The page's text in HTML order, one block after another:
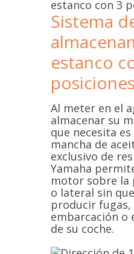
Sistema
estanco
posiciones
Al meter en el
almacenar su
que necesita
mancha de
exclusivo de
Yamaha
motor sobre la
o lateral sin
producir fugas,
embarcación o
de su coche.